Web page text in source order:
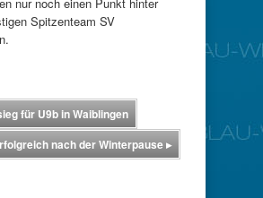
Spitzenteam SV
für U9b in Waiblingen
nach der Winterpause▸